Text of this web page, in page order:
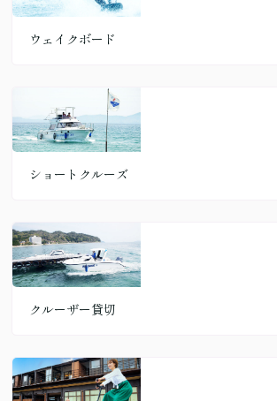
ウェイクボード
ショートクルーズ
クルーザー貸切